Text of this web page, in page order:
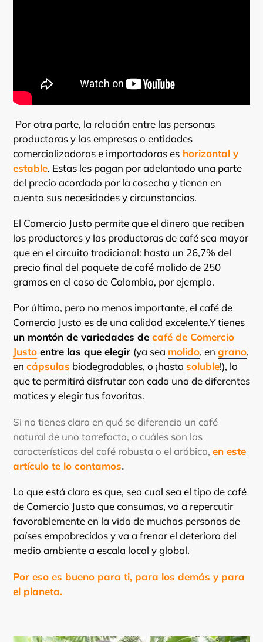
Por otra parte, la relación entre las personas
productoras y las empresas o entidades
comercializadoras e importadoras es horizontal y
estable. Estas les pagan por adelantado una parte
del precio acordado por la cosecha y tienen en
cuenta sus necesidades y circunstancias.
El Comercio Justo permite que el dinero que reciben
los productores y las productoras de café sea mayor
que en el circuito tradicional: hasta un 26,7% del
precio final del paquete de café molido de 250
gramos en el caso de Colombia, por ejemplo.
Por último, pero no menos importante, el café de
Comercio Justo es de una calidad excelente.Y tienes
un montón de variedades de café de Comercio
Justo entre las que elegir (ya sea molido, en grano,
en cápsulas biodegradables, o ¡hasta soluble!), lo
que te permitirá disfrutar con cada una de diferentes
matices y elegir tus favoritas.
Si no tienes claro en qué se diferencia un café
natural de uno torrefacto, o cuáles son las
características del café robusta o el arábica, en este
artículo te lo contamos.
Lo que está claro es que, sea cual sea el tipo de café
de Comercio Justo que consumas, va a repercutir
favorablemente en la vida de muchas personas de
países empobrecidos y va a frenar el deterioro del
medio ambiente a escala local y global.
Por eso es bueno para ti, para los demás y para
el planeta.